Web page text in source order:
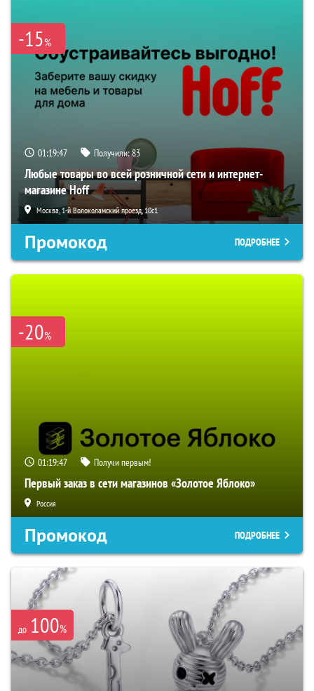
-15%
01:19:46 Получили:83
Любые товары во всей розничной сети и интернет-
магазине Hoff
Москва, 1-й Волоколамский проезд, 10с1
Промокод ПОДРОБНЕЕ
-20%
01:19:46 Получи первым!
Первый заказ в сети магазинов «Золотое Яблоко»
Россия
Промокод ПОДРОБНЕЕ
до 100%